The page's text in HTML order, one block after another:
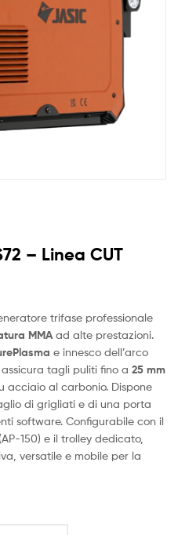
– Linea CUT
trifase professionale
MMA ad alte prestazioni.
e innesco dell’arco
assicura tagli puliti fino a 25 mm
acciaio al carbonio. Dispone
di grigliati e di una porta
software. Configurabile con il
150) e il trolley dedicato,
versatile e mobile per la